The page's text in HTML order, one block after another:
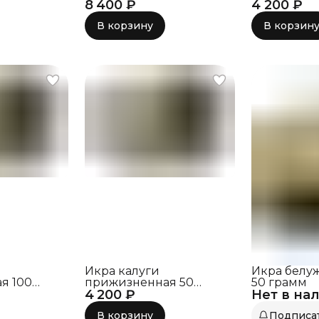
8 400 ₽
грамм
В корзину
4 200 ₽
грамм
В корзину
100
4 200 ₽
Икра калуги
прижизненная 50
грамм
В корзину
Нет в
Икра
50 грамм